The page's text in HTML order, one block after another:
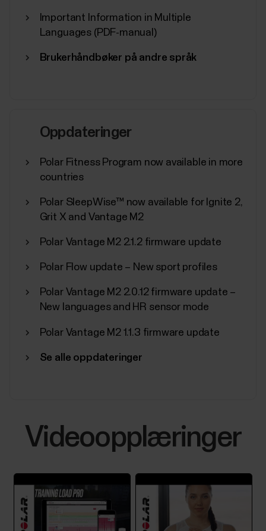
Important Information in Multiple
Languages (PDF-manual)
Brukerhåndbøker på andre språk
Oppdateringer
Polar Fitness Program now available in more
countries
Polar SleepWise™ now available for Ignite 2,
Grit X and Vantage M2
Polar Vantage M2 2.1.2 firmware update
Polar Flow update – New sport profiles
Polar Vantage M2 2.0.12 firmware update –
New languages and HR sensor mode
Polar Vantage M2 1.1.3 firmware update
Se alle oppdateringer
Videoopplæringer